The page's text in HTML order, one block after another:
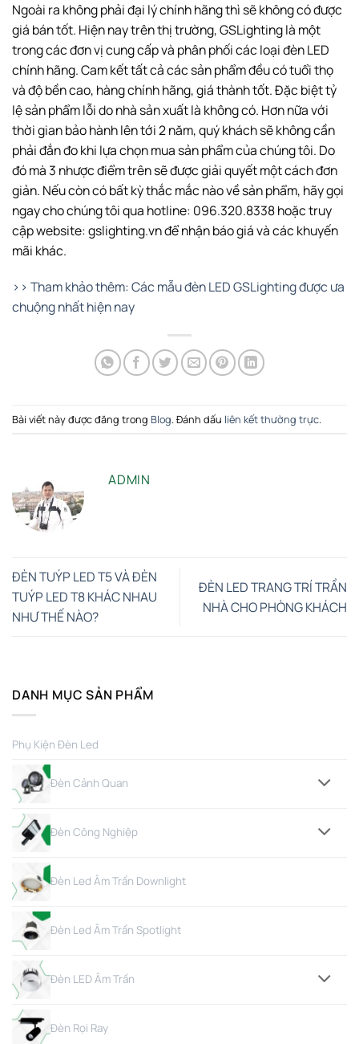
Ngoài ra không phải đại lý chính hãng thì sẽ không có được
giá bán tốt. Hiện nay trên thị trường, GSLighting là một
trong các đơn vị cung cấp và phân phối các loại đèn LED
chính hãng. Cam kết tất cả các sản phẩm đều có tuổi thọ
và độ bền cao, hàng chính hãng, giá thành tốt. Đặc biệt tỷ
lệ sản phẩm lỗi do nhà sản xuất là không có. Hơn nữa với
thời gian bảo hành lên tới 2 năm, quý khách sẽ không cần
phải đắn đo khi lựa chọn mua sản phẩm của chúng tôi. Do
đó mà 3 nhược điểm trên sẽ được giải quyết một cách đơn
giản. Nếu còn có bất kỳ thắc mắc nào về sản phẩm, hãy gọi
ngay cho chúng tôi qua hotline: 096.320.8338 hoặc truy
cập website: gslighting.vn để nhận báo giá và các khuyến
mãi khác.
>> Tham khảo thêm: Các mẫu đèn LED GSLighting được ưa
chuộng nhất hiện nay
Bài viết này được đăng trong Blog . Đánh dấu liên kết thường trực
ADMIN
ĐÈN TUÝP LED T5 VÀ ĐÈN
TUÝP LED T8 KHÁC NHAU
NHƯ THẾ NÀO?
ĐÈN LED TRANG TRÍ TRẦN
NHÀ CHO PHÒNG KHÁCH
DANH MỤC SẢN PHẨM
Phụ Kiện Đèn Led
Đèn Cảnh Quan
Đèn Công Nghiệp
Đèn Led Âm Trần Downlight
Đèn Led Âm Trần Spotlight
Đèn LED Âm Trần
Đèn Rọi Ray